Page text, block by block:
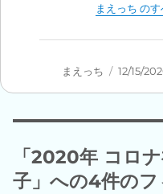
まえっち の
投
まえっち
投
12/15/
「2020年 コロ
子」への4件のフ